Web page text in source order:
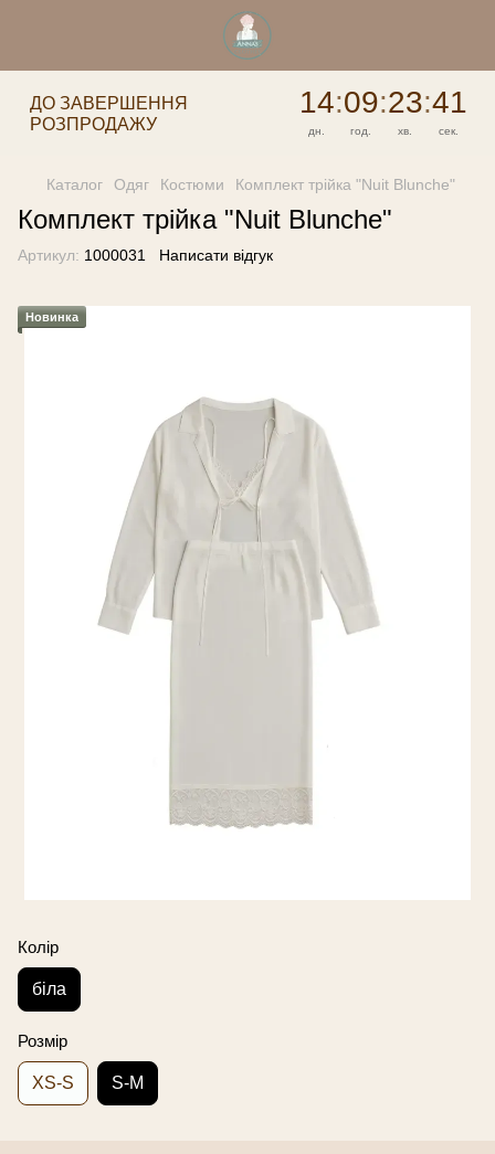
ДО ЗАВЕРШЕННЯ
РОЗПРОДАЖУ
14:09:23:41
дн. год. хв. сек.
Каталог Одяг Костюми Комплект трійка "Nuit Blunche"
Комплект трійка "Nuit Blunche"
Артикул: 1000031 Написати відгук
Новинка
Колір
біла
Розмір
XS-S S-M